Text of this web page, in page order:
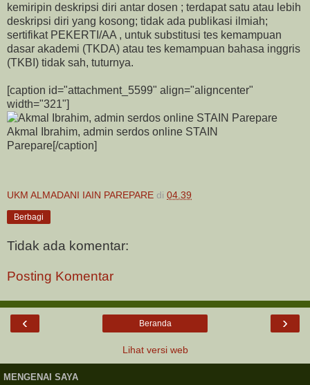
kemiripin deskripsi diri antar dosen ; terdapat satu atau lebih
deskripsi diri yang kosong; tidak ada publikasi ilmiah;
sertifikat PEKERTI/AA , untuk substitusi tes kemampuan
dasar akademi (TKDA) atau tes kemampuan bahasa inggris
(TKBI) tidak sah, tuturnya.
[caption id="attachment_5599" align="aligncenter"
width="321"]
Akmal Ibrahim, admin serdos online STAIN
Parepare[/caption]
UKM ALMADANI IAIN PAREPARE di 04.39
Berbagi
Tidak ada komentar:
Posting Komentar
‹ ›
Beranda
Lihat versi web
MENGENAI SAYA